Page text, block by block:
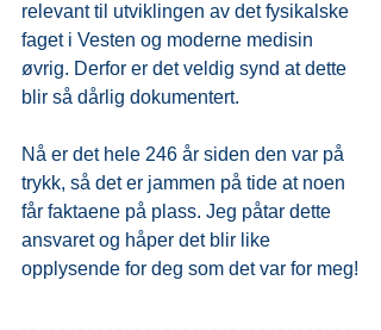
relevant til utviklingen av det fysikalske
faget i Vesten og moderne medisin
øvrig. Derfor er det veldig synd at dette
blir så dårlig dokumentert.
Nå er det hele 246 år siden den var på
trykk, så det er jammen på tide at noen
får faktaene på plass. Jeg påtar dette
ansvaret og håper det blir like
opplysende for deg som det var for meg!